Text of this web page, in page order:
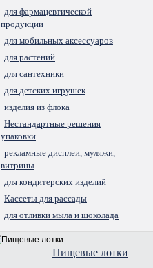
для фармацевтической
продукции
для мобильных аксессуаров
для растений
для сантехники
для детских игрушек
изделия из флока
Нестандартные решения
упаковки
рекламные дисплеи, муляжи,
витрины
для кондитерских изделий
Кассеты для рассады
для отливки мыла и шоколада
Пищевые лотки